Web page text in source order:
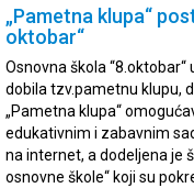
„Pametna klupa“
oktobar“
Osnovna škola
dobila tzv.pametnu klupu,
„Pametna klupa“
edukativnim i zabavnim
na internet, a dodeljena je
osnovne škole“ koji su